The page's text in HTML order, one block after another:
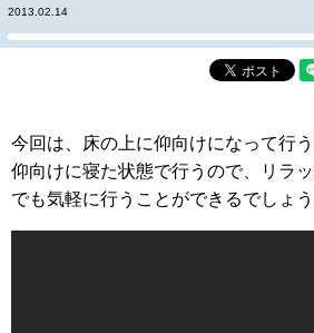
2013.02.14
今回は、床の上に仰向けになって行
仰向けに寝た状態で行うので、リラ
でも気軽に行うことができるでしょう